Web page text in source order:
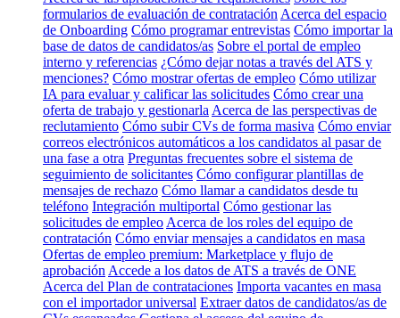
formularios de evaluación de contratación Acerca del espacio
de Onboarding Cómo programar entrevistas Cómo importar la
base de datos de candidatos/as Sobre el portal de empleo
interno y referencias ¿Cómo dejar notas a través del ATS y
menciones? Cómo mostrar ofertas de empleo Cómo utilizar
IA para evaluar y calificar las solicitudes Cómo crear una
oferta de trabajo y gestionarla Acerca de las perspectivas de
reclutamiento Cómo subir CVs de forma masiva Cómo enviar
correos electrónicos automáticos a los candidatos al pasar de
una fase a otra Preguntas frecuentes sobre el sistema de
seguimiento de solicitantes Cómo configurar plantillas de
mensajes de rechazo Cómo llamar a candidatos desde tu
teléfono Integración multiportal Cómo gestionar las
solicitudes de empleo Acerca de los roles del equipo de
contratación Cómo enviar mensajes a candidatos en masa
Ofertas de empleo premium: Marketplace y flujo de
aprobación Accede a los datos de ATS a través de ONE
Acerca del Plan de contrataciones Importa vacantes en masa
con el importador universal Extraer datos de candidatos/as de